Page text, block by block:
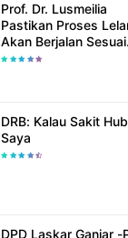
Prof. Dr. Lusmeilia
Pastikan Proses
Akan Berjalan Sesuai
Aturan
DRB: Kalau Sakit
Saya
DPD Laskar Ganjar -